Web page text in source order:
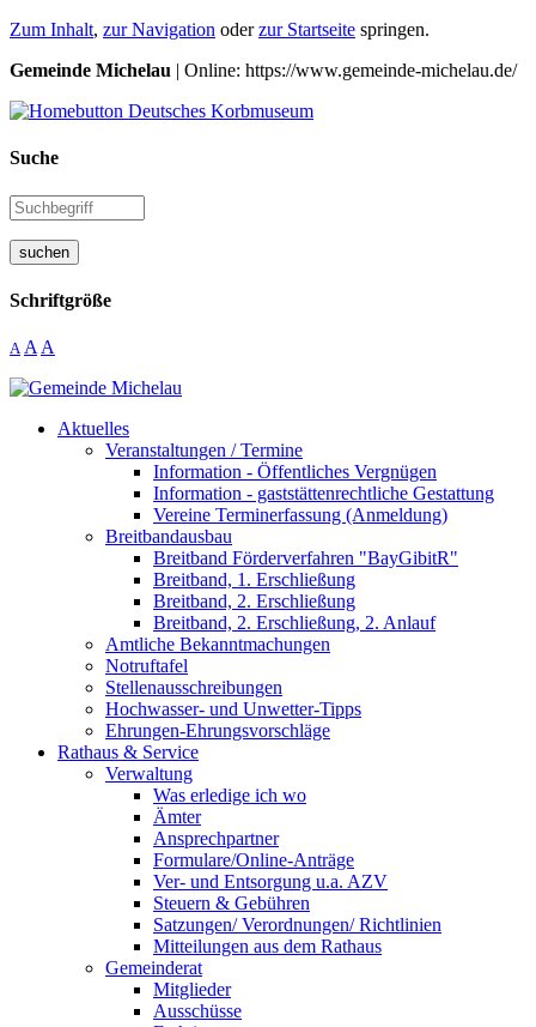
Zum Inhalt, zur Navigation oderzur Startseite springen.
Gemeinde Michelau | Online: https://www.gemeinde-michelau.de/
Suche
suchen
Schriftgröße
A A A
Aktuelles
Veranstaltungen / Termine
Information - Öffentliches Vergnügen
Information - gaststättenrechtliche Gestattung
Vereine Terminerfassung (Anmeldung)
Breitbandausbau
Breitband Förderverfahren "BayGibitR"
Breitband, 1. Erschließung
Breitband, 2. Erschließung
Breitband, 2. Erschließung, 2. Anlauf
Amtliche Bekanntmachungen
Notruftafel
Stellenausschreibungen
Hochwasser- und Unwetter-Tipps
Ehrungen-Ehrungsvorschläge
Rathaus & Service
Verwaltung
Was erledige ich wo
Ämter
Ansprechpartner
Formulare/Online-Anträge
Ver- und Entsorgung u.a. AZV
Steuern & Gebühren
Satzungen/ Verordnungen/ Richtlinien
Mitteilungen aus dem Rathaus
Gemeinderat
Mitglieder
Ausschüsse